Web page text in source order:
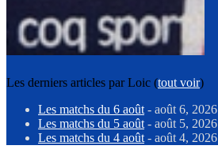
Les derniers articles par Loic (tout voir)
Les matchs du 6 août - août 6, 2026
Les matchs du 5 août - août 5, 2026
Les matchs du 4 août - août 4, 2026